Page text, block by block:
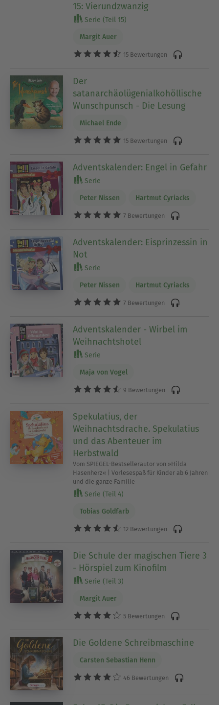
15: Vierundzwanzig
Serie (Teil 15)
Margit Auer
15 Bewertungen
Der
satanarchäolügenialkohöllische
Wunschpunsch - Die Lesung
Michael Ende
15 Bewertungen
Adventskalender: Engel in Gefahr
Serie
Peter Nissen Hartmut Cyriacks
7 Bewertungen
Adventskalender: Eisprinzessin in
Not
Serie
Peter Nissen Hartmut Cyriacks
7 Bewertungen
Adventskalender - Wirbel im
Weihnachtshotel
Serie
Maja von Vogel
9 Bewertungen
Spekulatius, der
Weihnachtsdrache. Spekulatius
und das Abenteuer im
Herbstwald
Vom SPIEGEL-Bestsellerautor von »Hilda
Hasenherz« | Vorlesespaß für Kinder ab 6 Jahren
und die ganze Familie
Serie (Teil 4)
Tobias Goldfarb
12 Bewertungen
Die Schule der magischen Tiere 3
- Hörspiel zum Kinofilm
Serie (Teil 3)
Margit Auer
5 Bewertungen
Die Goldene Schreibmaschine
Carsten Sebastian Henn
46 Bewertungen